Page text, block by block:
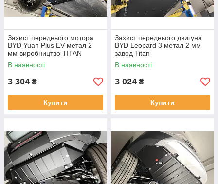
Захист переднього мотора
BYD Yuan Plus EV метал 2
мм виробництво TITAN
В наявності
3 304 ₴
Купити
Захист переднього двигуна
BYD Leopard 3 метал 2 мм
завод Titan
В наявності
3 024 ₴
Купити